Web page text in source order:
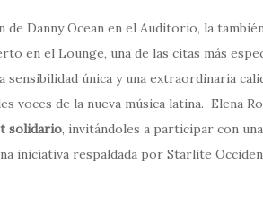
de Danny Ocean en el Auditorio, la
en el Lounge, una de las citas más
sensibilidad única y una extraordinaria
voces de la nueva música latina. Elena
solidario, invitándoles a participar con
iniciativa respaldada por Starlite